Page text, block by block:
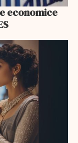
economice